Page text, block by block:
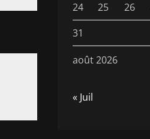
août 2026
24
25 26
31
« Juil